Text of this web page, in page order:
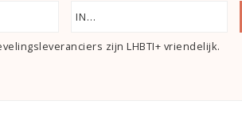
zijn LHBTI+ vriendelijk.